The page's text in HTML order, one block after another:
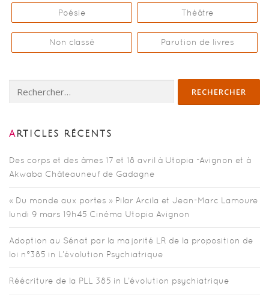
Poésie Théâtre
Non classé Parution de livres
ARTICLES RÉCENTS
Des corps et des âmes 17 et 18 avril à Utopia -Avignon et à
Akwaba Châteauneuf de Gadagne
« Du monde aux portes » Pilar Arcila et Jean-Marc Lamoure
lundi 9 mars 19h45 Cinéma Utopia Avignon
Adoption au Sénat par la majorité LR de la proposition de
loi n°385 in L’évolution Psychiatrique
Réécriture de la PLL 385 in L’évolution psychiatrique